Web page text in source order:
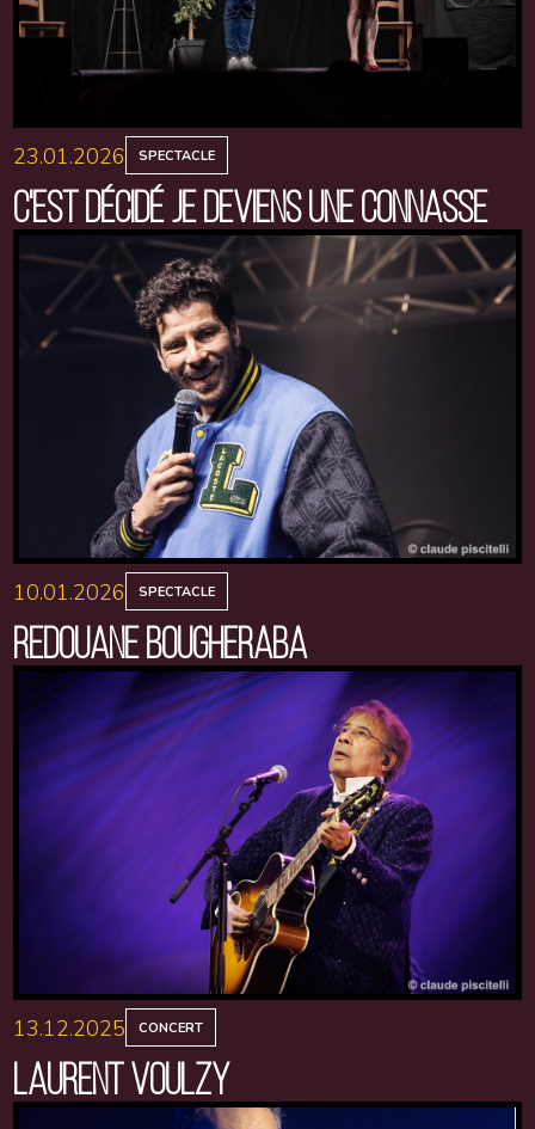
23.01.2026 SPECTACLE
C'EST DÉCIDÉ JE DEVIENS UNE CONNASSE
10.01.2026 SPECTACLE
REDOUANE BOUGHERABA
13.12.2025 CONCERT
LAURENT VOULZY